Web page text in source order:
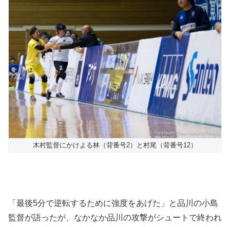
木村監督にかけよる林（背番号2）と村尾（背番号12）
「最後5分で逆転するために強度をあげた」と品川の小島
監督が語ったが、なかなか品川の攻撃がシュートで終われ